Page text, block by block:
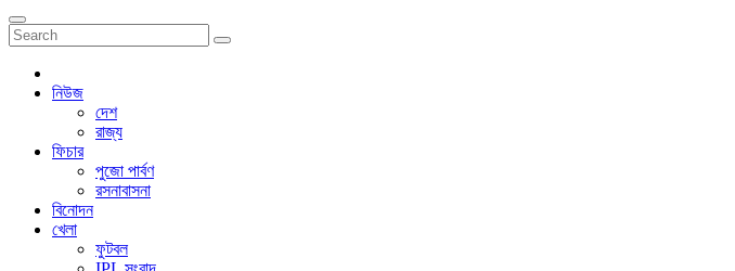
নিউজ
দেশ
রাজ্য
ফিচার
পুজো পার্বণ
রসনাবাসনা
বিনোদন
খেলা
ফুটবল